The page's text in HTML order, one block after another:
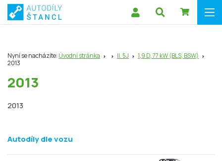
Nyní se nacházíte: Úvodní stránka II. 5J
1,9 D, 77 kW (BLS, BSW)
2013
2013
2013
Autodíly dle vozu